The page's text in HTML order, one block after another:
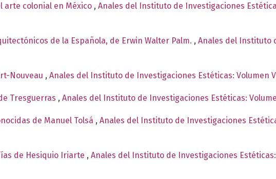
arte colonial en México , Anales del Instituto de Investigaciones
de la Española, de Erwin Walter Palm. , Anales del Instituto
Nouveau , Anales del Instituto de Investigaciones Estéticas: Volumen
Tresguerras , Anales del Instituto de Investigaciones Estéticas:
de Manuel Tolsá , Anales del Instituto de Investigaciones
de Hesiquio Iriarte , Anales del Instituto de Investigaciones